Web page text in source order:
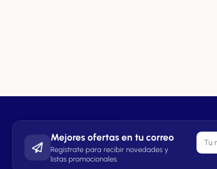
Mejores ofertas en tu correo
Regístrate para recibir novedades y
listas promocionales.